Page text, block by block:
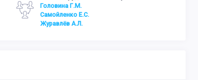
Головина Г.М.
Самойленко Е.С.
Журавлёв А.Л.